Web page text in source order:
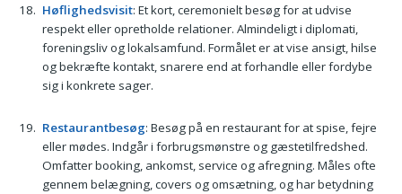
Høflighedsvisit: Et kort, ceremonielt besøg for at udvise
respekt eller opretholde relationer. Almindeligt i diplomati,
foreningsliv og lokalsamfund. Formålet er at vise ansigt, hilse
og bekræfte kontakt, snarere end at forhandle eller fordybe
sig i konkrete sager.
Restaurantbesøg: Besøg på en restaurant for at spise, fejre
eller mødes. Indgår i forbrugsmønstre og gæstetilfredshed.
Omfatter booking, ankomst, service og afregning. Måles ofte
gennem belægning, covers og omsætning, og har betydning